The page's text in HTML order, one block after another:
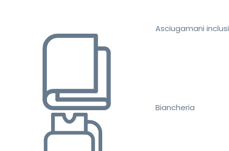
Asciugamani inclusi
Biancheria